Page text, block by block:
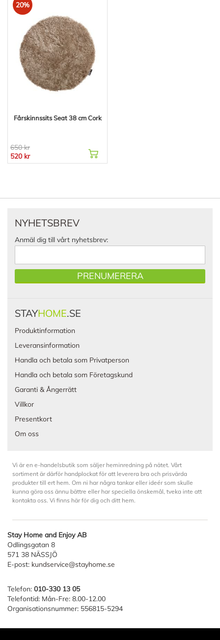
20%
Fårskinnssits Seat 38 cm Cork
650 kr
520 kr
NYHETSBREV
Anmäl dig till vårt nyhetsbrev:
PRENUMERERA
STAYHOME.SE
Produktinformation
Leveransinformation
Handla och betala som Privatperson
Handla och betala som Företagskund
Garanti & Ångerrätt
Villkor
Presentkort
Om oss
Vi är en e-handelsbutik som säljer heminredning på nätet. Vårt
sortiment är därför handplockat för att leverera bra och prisvärda
produkter till ert hem. Om ni har några tankar eller ideér som skulle
kunna göra oss ännu bättre eller har speciella önskemål, tveka inte att
kontakta oss. Vi finns här för dig och ditt hem.
Stay Home and Enjoy AB
Odlingsgatan 8
571 38 NÄSSJÖ
E-post: kundservice@stayhome.se
Telefon: 010-330 13 05
Telefontid: Mån-Fre: 8.00-12.00
Organisationsnummer: 556815-5294